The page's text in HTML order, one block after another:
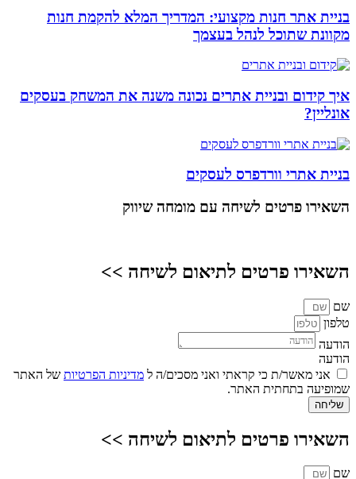
בניית אתר חנות מקצועי: המדריך המלא להקמת חנות
מקוונת שתוכל לנהל בעצמך
איך קידום ובניית אתרים נכונה משנה את המשחק בעסקים
אונליין?
בניית אתרי וורדפרס לעסקים
השאירו פרטים לשיחה עם מומחה שיווק
השאירו פרטים לתיאום לשיחה >>
שם
טלפון
הודעה
הודעה
אני מאשר/ת כי קראתי ואני מסכים/ה ל מדיניות הפרטיות של האתר
שמופיעה בתחתית האתר.
שליחה
השאירו פרטים לתיאום לשיחה >>
שם